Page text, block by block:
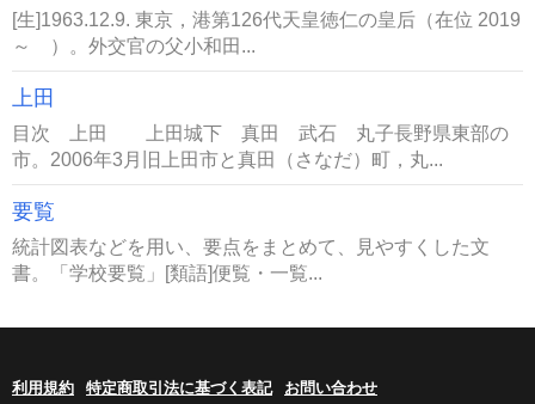
[生]1963.12.9. 東京，港第126代天皇徳仁の皇后（在位 2019
～ ）。外交官の父小和田...
上田
目次 上田 上田城下 真田 武石 丸子長野県東部の
市。2006年3月旧上田市と真田（さなだ）町，丸...
要覧
統計図表などを用い、要点をまとめて、見やすくした文
書。「学校要覧」[類語]便覧・一覧...
利用規約 特定商取引法に基づく表記 お問い合わせ